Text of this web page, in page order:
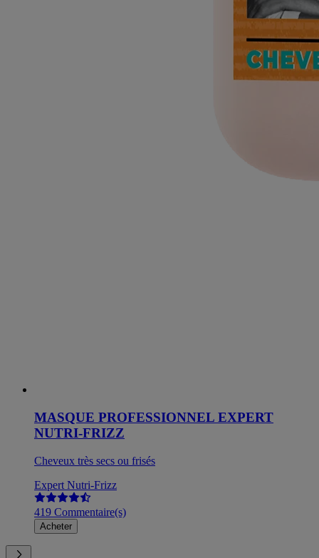
MASQUE PROFESSIONNEL EXPERT
NUTRI-FRIZZ
Cheveux très secs ou frisés
Expert Nutri-Frizz
419 Commentaire(s)
Acheter